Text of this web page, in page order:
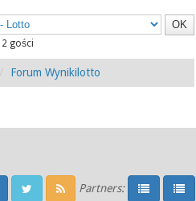
gości
Forum Wynikilotto
Partners: